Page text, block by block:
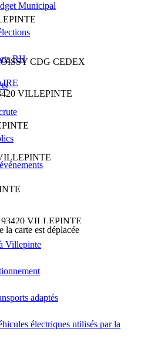
Municipal
RH
Villepinte
adaptés
électriques utilisés par la
CDG CEDEX
VILLEPINTE
93420 VILLEPINTE
Villepinte
la carte est déplacée